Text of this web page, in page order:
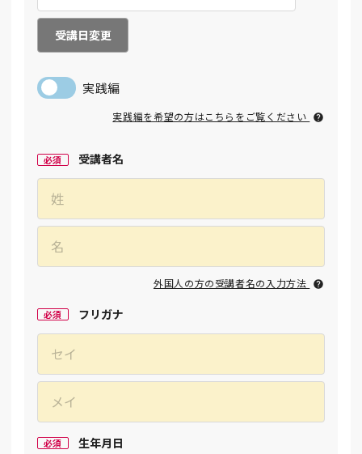
受講日変更
実践編
実践編を希望の方はこちらをご覧ください
必須 受講者名
外国人の方の受講者名の入力方法
必須 フリガナ
必須 生年月日